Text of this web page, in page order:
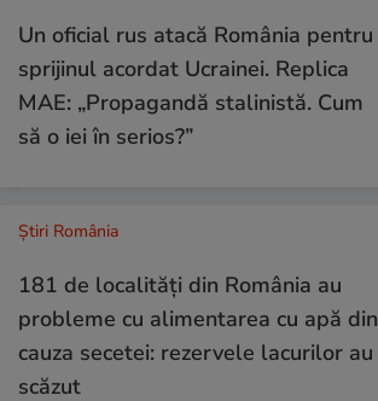
Un oficial rus atacă România pentru
sprijinul acordat Ucrainei. Replica
MAE: „Propagandă stalinistă. Cum
să o iei în serios?”
Știri România
181 de localități din România au
probleme cu alimentarea cu apă din
cauza secetei: rezervele lacurilor au
scăzut